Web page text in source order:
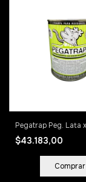
Pegatrap Peg. Lata
$43.183,00